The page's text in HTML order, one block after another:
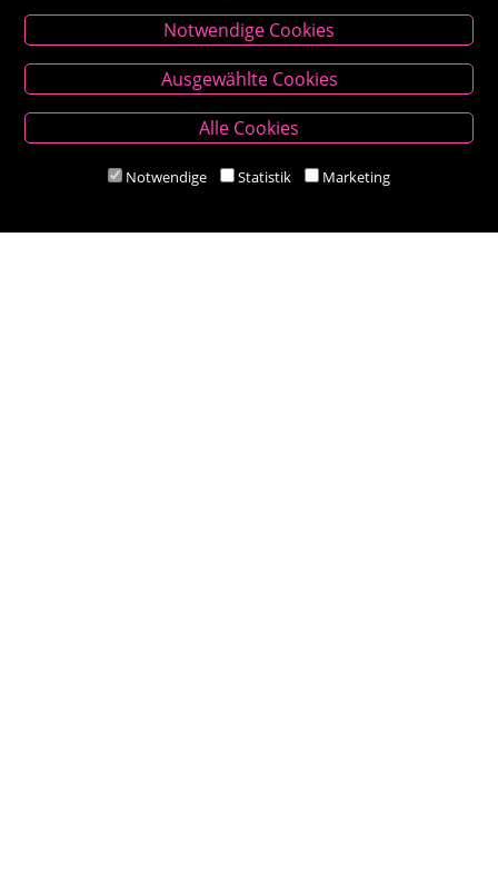
Kontakt
Besold Buch-Papier
Hauptplatz 14, 9300 St. Veit an der Glan
M:bestellung@besold.at
Notwendige Cookies
Ausgewählte Cookies
Alle Cookies
Notwendige Statistik Marketing